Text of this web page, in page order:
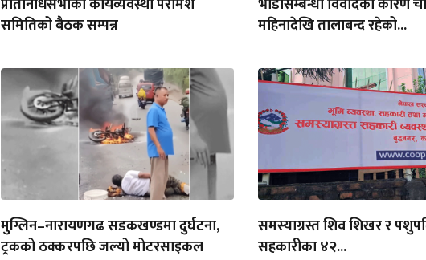
समितिको बैठक सम्पन्न
महिनादेखि तालाबन्द रहेको...
मुग्लिन–नारायणगढ सडकखण्डमा दुर्घटना,
ट्रकको ठक्करपछि जल्यो मोटरसाइकल
समस्याग्रस्त शिव शिखर र
सहकारीका ४२...